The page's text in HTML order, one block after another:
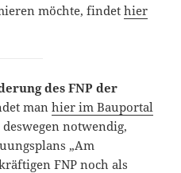
möchte, findethier
des FNP der
manhier im Bauportal
notwendig,
„Am
FNP noch als